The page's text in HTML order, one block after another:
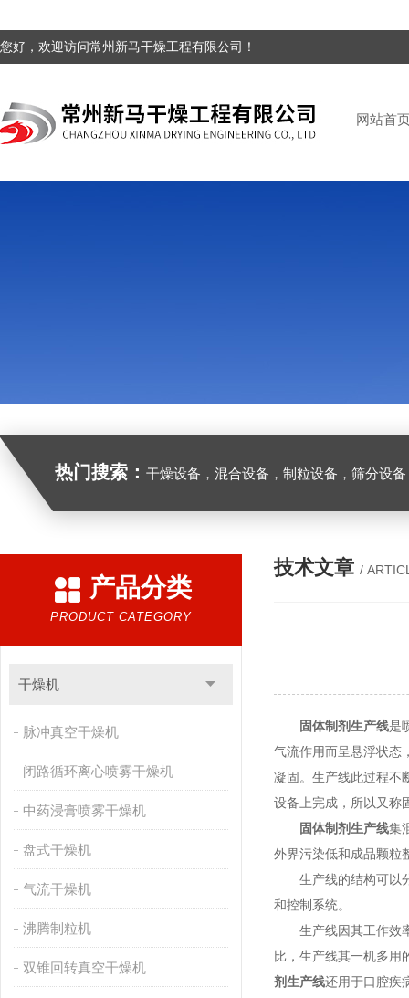
您好，欢迎访问常州新马干燥工程有限公司！
网站首
热门搜索： 干燥设备，混合设备，制粒设备，筛分设
产品分类
PRODUCT CATEGORY
干燥机
脉冲真空干燥机
闭路循环离心喷雾干燥机
中药浸膏喷雾干燥机
盘式干燥机
气流干燥机
沸腾制粒机
双锥回转真空干燥机
技术文章 /
固体制剂生产线是
气流作用而呈悬浮状态
凝固。生产线此过程不
设备上完成，所以又称
固体制剂生产线集
外界污染低和成品颗粒
生产线的结构可以分
和控制系统。
生产线因其工作效率
比，生产线其一机多用
剂生产线还用于口腔疾